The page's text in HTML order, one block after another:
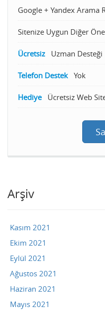
Google + Yandex Arama
Sitenize Uygun Diğer
Ücretsiz Uzman Desteği
Telefon Destek Yok
Hediye Ücretsiz Web
Arşiv
Kasım 2021
Ekim 2021
Eylül 2021
Ağustos 2021
Haziran 2021
Mayıs 2021